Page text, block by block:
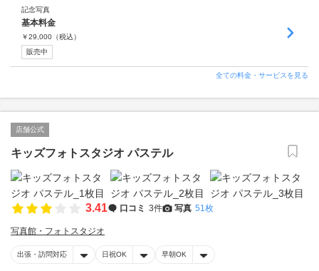
記念写真
基本料金
￥29,000 （税込）
販売中
全ての料金・サービスを見る
店舗公式
キッズフォトスタジオ パステル
3.41 口コミ 3件 写真 51枚
写真館・フォトスタジオ
出張・訪問対応 日祝OK 早朝OK